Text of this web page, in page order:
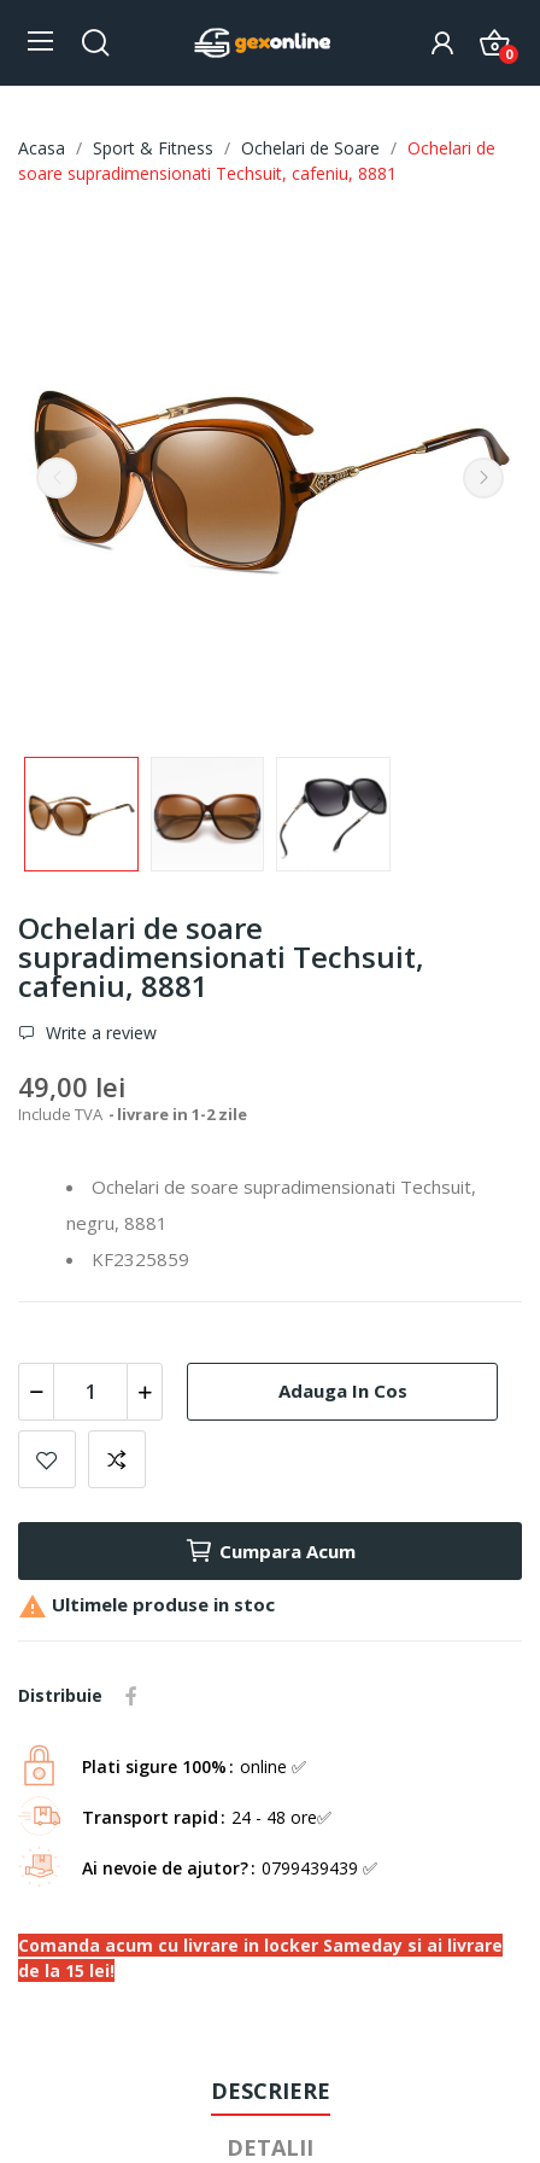
0
Acasa Sport & Fitness Ochelari de Soare
Ochelari de
soare supradimensionati Techsuit, cafeniu, 8881
Ochelari de soare
supradimensionati Techsuit,
cafeniu, 8881
Write a review
49,00 lei
Include TVA livrare in 1-2 zile
Ochelari de soare supradimensionati Techsuit,
negru, 8881
KF2325859
Adauga In Cos
Cumpara Acum
 Ultimele produse in stoc
Distribuie
Plati sigure 100% online ✅
Transport rapid 24 - 48 ore✅
Ai nevoie de ajutor? 0799439439 ✅
Comanda acum cu livrare in locker Sameday si ai livrare
de la 15 lei!
DESCRIERE
DETALII